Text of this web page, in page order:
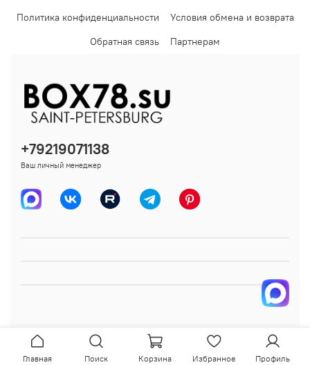
Политика конфиденциальности
Условия обмена и возврата
Обратная связь
Партнерам
+79219071138
Ваш личный менеджер
Главная Поиск Корзина Избранное Профиль